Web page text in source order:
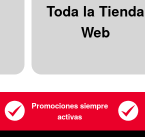
Toda la Tienda
Web
Promociones siempre
activas